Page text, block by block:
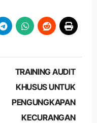
TRAINING AUDIT
KHUSUS UNTUK
PENGUNGKAPAN
KECURANGAN